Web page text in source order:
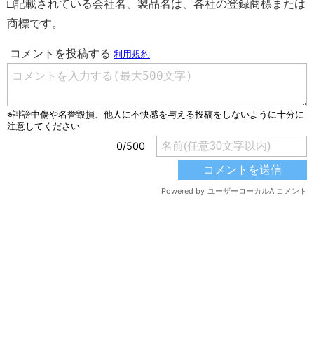
□記載されている会社名、製品名は、各社の登録商標または
商標です。